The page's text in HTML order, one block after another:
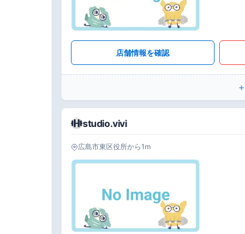
店舗情報を確認
studio.vivi
広島市東区役所から1m